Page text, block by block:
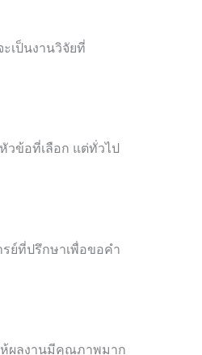
เป็นงานวิจัยที่
ข้อที่เลือก แต่ทั่วไป
ย์ที่ปรึกษาเพื่อขอคำ
ห้ผลงานมีคุณภาพมาก